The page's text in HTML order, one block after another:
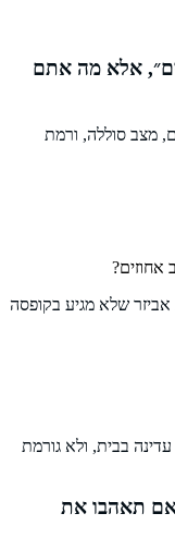
אלא מה אתם
מצב סוללה, ורמת
אביזר שלא מגיע בקופסה
בבית, ולא גורמת
אם תאהבו את